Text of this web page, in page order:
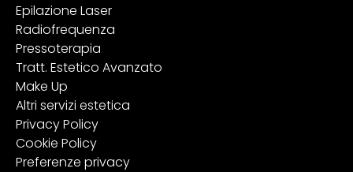
Epilazione Laser
Radiofrequenza
Pressoterapia
Tratt. Estetico Avanzato
Make Up
Altri servizi estetica
Privacy Policy
Cookie Policy
Preferenze privacy